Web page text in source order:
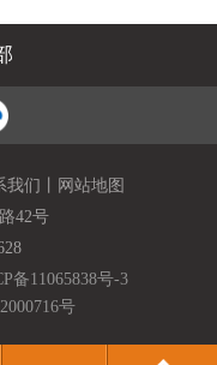
我们
网站地图
42号
备11065838号-3
号